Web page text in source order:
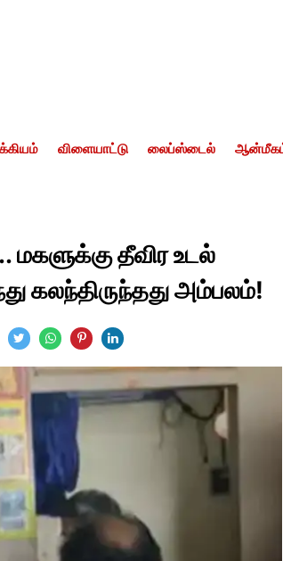
விளையாட்டு லைப்ஸ்டைல்
மகளுக்கு தீவிர உடல்
கலந்திருந்தது அம்பலம்!